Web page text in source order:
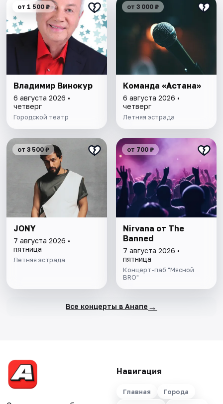
от 1 500 ₽
Владимир Винокур
6 августа 2026 •
четверг
Городской театр
от 3 000 ₽
Команда «Астана»
6 августа 2026 •
четверг
Летняя эстрада
от 3 500 ₽
JONY
7 августа 2026 •
пятница
Летняя эстрада
от 700 ₽
Nirvana от The
Banned
7 августа 2026 •
пятница
Концерт-паб "Мясной
BRO"
Все концерты в Анапе →
Навигация
Главная
Города